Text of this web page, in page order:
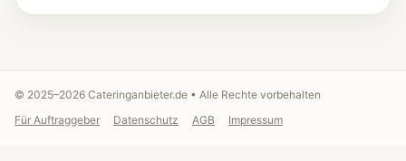
© 2025–2026 Cateringanbieter.de • Alle Rechte vorbehalten
Für Auftraggeber
Datenschutz AGB Impressum